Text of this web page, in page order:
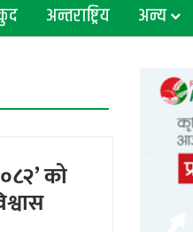
अन्तराष्ट्रिय अन्य
को